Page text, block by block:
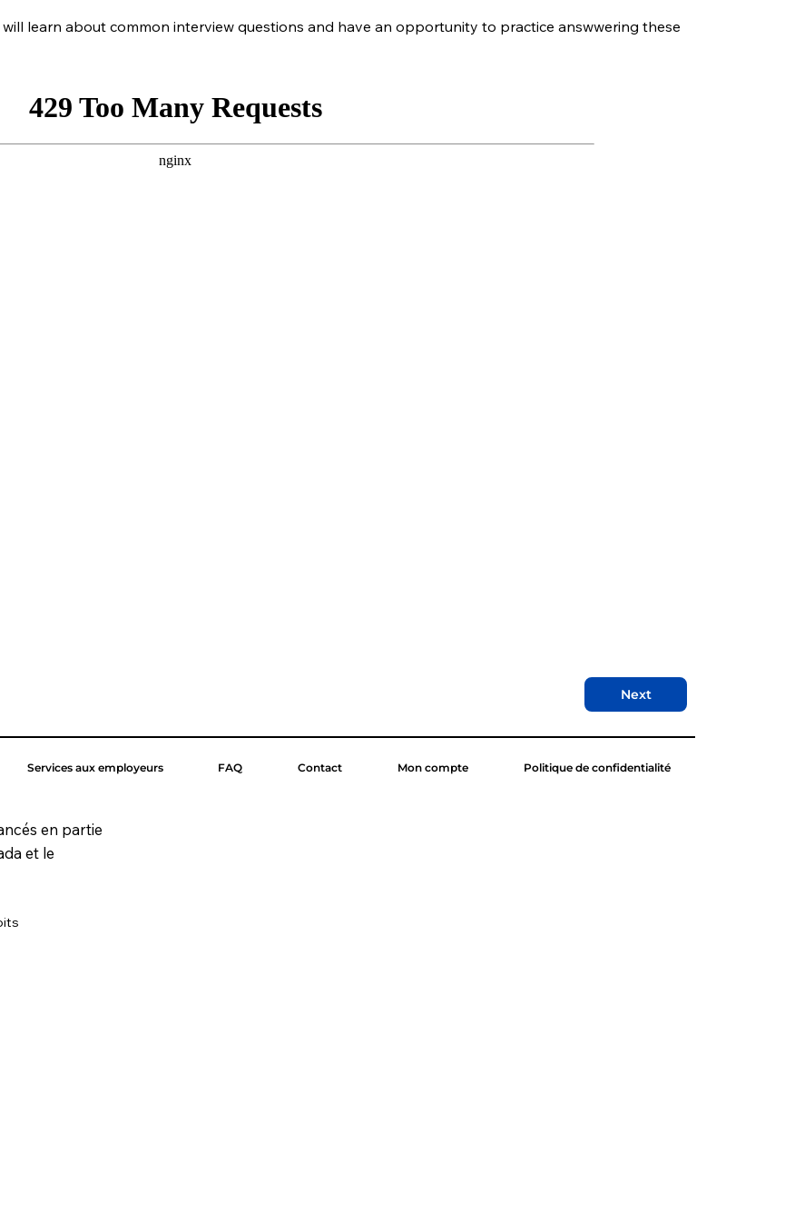
learn about common interview questions and have an opportunity to practice answwering these
Next
Services aux employeurs FAQ Contact Mon compte Politique de confidentialité
en partie
et le